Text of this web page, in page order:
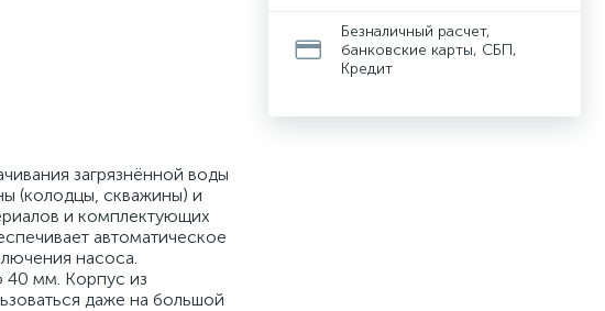
загрязнённой воды
(колодцы, скважины) и
и комплектующих
автоматическое
насоса.
40 мм. Корпус из
даже на большой
Безналичный расчет,
банковские карты, СБП,
Кредит